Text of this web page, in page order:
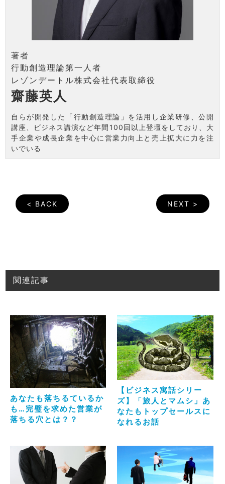
著者
行動創造理論第一人者
レゾンデートル株式会社代表取締役
齋藤英人
自らが開発した「行動創造理論」を活用し企業研修、公開
講座、ビジネス講演など年間100回以上登壇をしており、大
手企業や成長企業を中心に営業力向上と売上拡大に力を注
いでいる
< BACK NEXT >
関連記事
あなたも落ちるているか
も…完璧を求めた営業が
落ちる穴とは？？
【ビジネス寓話シリー
ズ】「旅人とマムシ」あ
なたもトップセールスに
なれるお話